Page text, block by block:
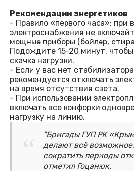
Рекомендации энергетиков
- Правило «первого часа»: при
электроснабжения не
мощные приборы (бойлер,
Подождите 15-20 минут, чтобы
скачка нагрузки.
- Если у вас нет
рекомендуется отключать
на время отсутствия света.
- При использовании
включать все конфорки
нагрузку на линию.
"Бригады ГУП РК
делают всё
сократить периоды
отметил Гоцанюк.